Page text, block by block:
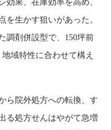
効果、在庫効率を高め、
を生かす狙いがあった。
調剤併設型で、150坪前
域特性に合わせて構え
ら院外処方への転換、す
る処方せんはやがて急増